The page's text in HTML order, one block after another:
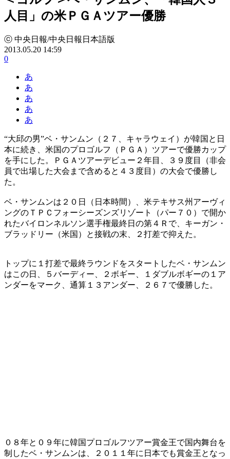
人目」の米ＰＧＡツアー優勝
ⓒ 中央日報/中央日報日本語版
2013.05.20 14:59
0
あ
あ
あ
あ
あ
“大邱の男”ベ・サンムン（２７、キャラウェイ）が韓国と日
本に続き、米国のプロゴルフ（ＰＧＡ）ツアーで優勝カップ
を手にした。ＰＧＡツアーデビュー２年目、３９度目（非会
員で出場した大会まで含めると４３度目）の大会で優勝し
た。
ベ・サンムンは２０日（日本時間）、米テキサス州アーヴィ
ングのＴＰＣフォーシーズンズリゾート（パー７０）で開か
れたバイロンネルソン選手権最終日の第４Ｒで、キーガン・
ブラッドリー（米国）と接戦の末、２打差で抑えた。
トップに１打差で最終ラウンドをスタートしたベ・サンムン
はこの日、５バーディー、２ボギー、１ダブルボギーの１ア
ンダーをマーク、通算１３アンダー、２６７で優勝した。
０８年と０９年に韓国プロゴルフツアー賞金王で国内舞台を
制したベ・サンムンは、２０１１年に日本でも賞金王となっ